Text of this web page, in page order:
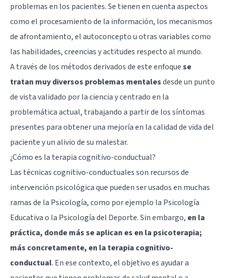
problemas en los pacientes. Se tienen en cuenta aspectos
como el procesamiento de la información, los mecanismos
de afrontamiento, el autoconcepto u otras variables como
las habilidades, creencias y actitudes respecto al mundo.
A través de los métodos derivados de este enfoquese
tratan muy diversos problemas mentalesdesde un punto
de vista validado por la ciencia y centrado en la
problemática actual, trabajando a partir de los síntomas
presentes para obtener una mejoría en la calidad de vida del
paciente y un alivio de su malestar.
¿Cómo es la terapia cognitivo-conductual?
Las técnicas cognitivo-conductuales son recursos de
intervención psicológica que pueden ser usados en muchas
ramas de la Psicología, como por ejemplo la Psicología
Educativa o la Psicología del Deporte. Sin embargo, en la
práctica, donde más se aplican es en la psicoterapia;
más concretamente, en la terapia cognitivo-
conductual. En ese contexto, el objetivo es ayudar a